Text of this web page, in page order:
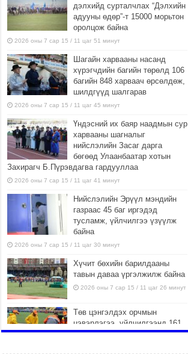
дэлхийд сурталчлах “Дэлхийн
адууны өдөр”-т 15000 морьтон
оролцож байна
2026 оны 7 сар 15 / 11 цаг 51 минут
Шагайн харвааны насанд
хүрэгчдийн багийн төрөлд 106
багийн 848 харваач өрсөлдөж,
шилдгүүд шалгарав
2026 оны 7 сар 15 / 11 цаг 45 минут
Үндэсний их баяр наадмын сур
харвааны шагналыг
нийслэлийн Засаг дарга
бөгөөд Улаанбаатар хотын
Захирагч Б.Пүрэвдагва гардууллаа
2026 оны 7 сар 15 / 11 цаг 41 минут
Нийслэлийн Эрүүл мэндийн
газраас 45 баг иргэдэд
тусламж, үйлчилгээ үзүүлж
байна
2026 оны 7 сар 15 / 11 цаг 30 минут
Хүчит бөхийн барилдааны
тавын даваа үргэлжилж байна
2026 оны 7 сар 15 / 11 цаг 26 минут
Төв цэнгэлдэх орчмын
цэвэрлэгээ, үйлчилгээнд 161
ажилтан, 27 техниктэй